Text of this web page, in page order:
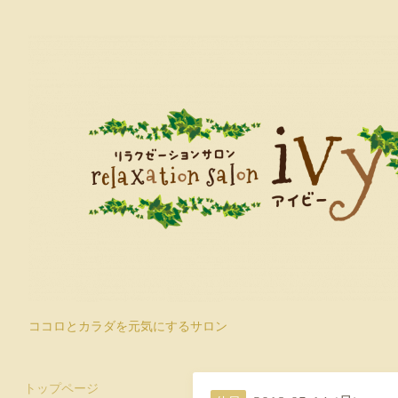
ココロとカラダを元気にするサロン
トップページ